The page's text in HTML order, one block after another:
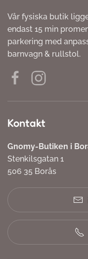
Vår fysiska butik
endast 15 min
parkering med
barnvagn & rullstol.
Kontakt
Gnomy-Butiken i
Stenkilsgatan 1
506 35 Borås